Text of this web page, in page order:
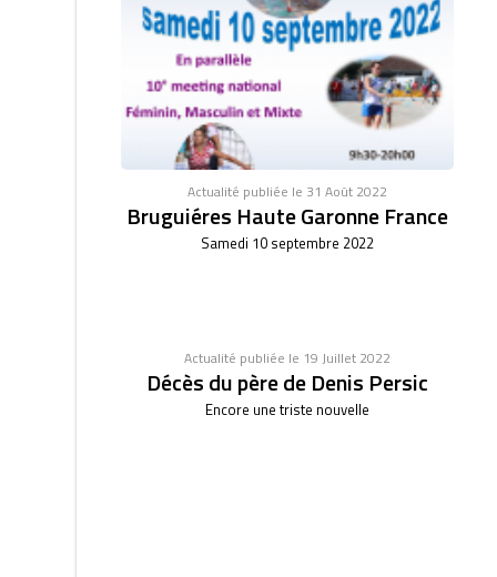
Actualité publiée le 31 Août 2022
Bruguiéres Haute Garonne France
Samedi 10 septembre 2022
Actualité publiée le 19 Juillet 2022
Décès du père de Denis Persic
Encore une triste nouvelle